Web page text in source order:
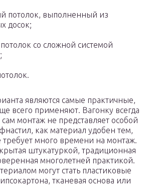
потолок, выполненный из
досок;
со сложной системой
являются самые практичные,
всего применяют. Вагонку всегда
монтаж не представляет особой
как материал удобен тем,
требует много времени на монтаж.
штукатуркой, традиционная
многолетней практикой.
могут стать пластиковые
тканевая основа или